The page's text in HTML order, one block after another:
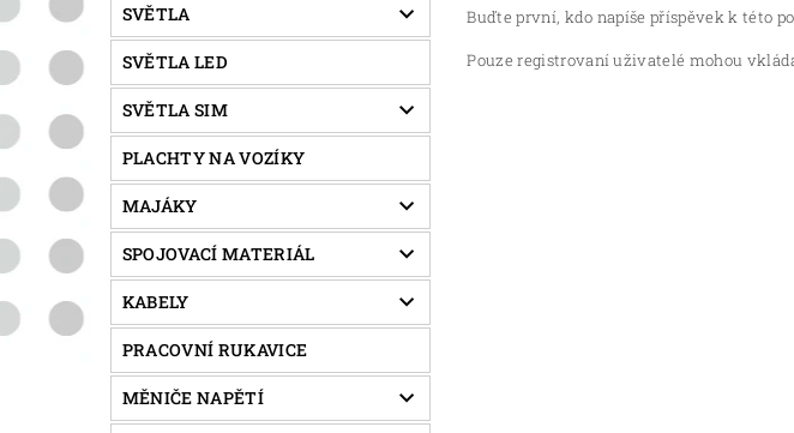
SVĚTLA
SVĚTLA LED
SVĚTLA SIM
PLACHTY NA VOZÍKY
MAJÁKY
SPOJOVACÍ MATERIÁL
KABELY
PRACOVNÍ RUKAVICE
MĚNIČE NAPĚTÍ
Buďte první, kdo napíše příspěvek k této
Pouze registrovaní uživatelé mohou